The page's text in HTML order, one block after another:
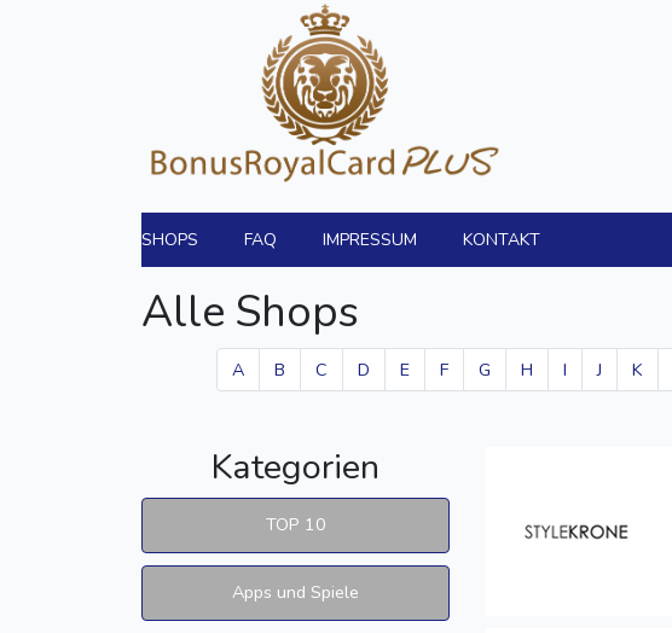
SHOPS FAQ IMPRESSUM KONTAKT
Alle Shops
A B C D E F G H I J K
Kategorien
TOP 10
Apps und Spiele